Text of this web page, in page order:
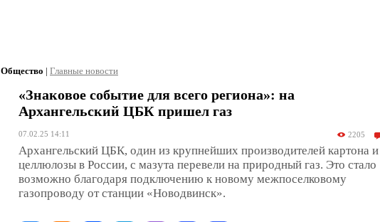
Общество | Главные новости
«Знаковое событие для всего региона»: на
Архангельский ЦБК пришел газ
07.02.25 14:11 2205
Архангельский ЦБК, один из крупнейших производителей картона и
целлюлозы в России, с мазута перевели на природный газ. Это стало
возможно благодаря подключению к новому межпоселковому
газопроводу от станции «Новодвинск».